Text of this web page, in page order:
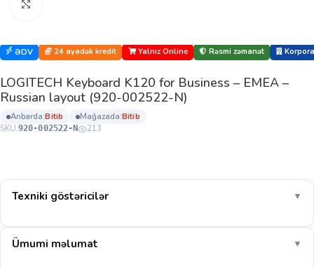
ƏDV 24 ayadək kredit Yalnız Online Rəsmi zəmanət
LOGITECH Keyboard K120 for Business – EMEA –
Russian layout (920-002522-N)
anbarda: bi̇ti̇b mağazada: bi̇ti̇b
SKU:920-002522-N 213
Texniki göstəricilər ▼
Ümumi məlumat ▼